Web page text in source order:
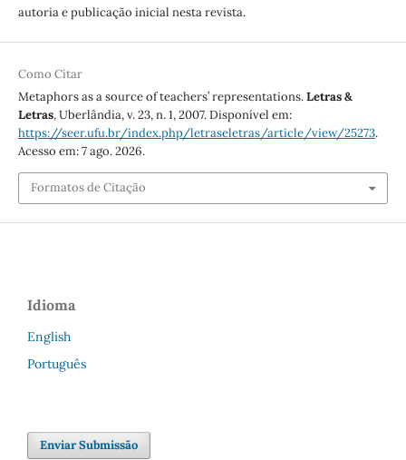
autoria e publicação inicial nesta revista.
Como Citar
Metaphors as a source of teachers’ representations.Letras &
Letras, Uberlândia, v. 23, n. 1, 2007. Disponível em:
https://seer.ufu.br/index.php/letraseletras/article/view/25273.
Acesso em: 7 ago. 2026.
Formatos de Citação
Idioma
English
Português
Enviar Submissão